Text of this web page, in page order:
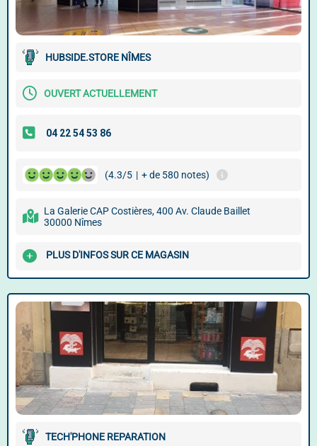
HUBSIDE.STORE NÎMES
OUVERT ACTUELLEMENT
(4.3/5 | + de 580 notes)
La Galerie CAP Costières, 400 Av. Claude Baillet
30000 Nîmes
PLUS D'INFOS SUR CE MAGASIN
TECH'PHONE REPARATION